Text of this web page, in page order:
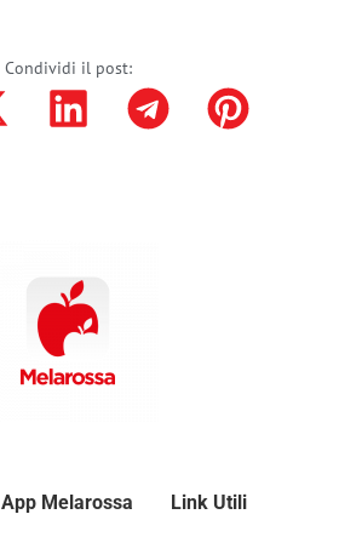
Condividi il post:
App Melarossa Link Utili